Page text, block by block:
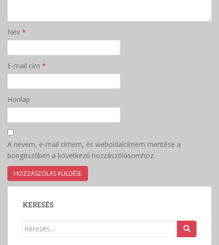
Név *
E-mail cím *
Honlap
A nevem, e-mail címem, és weboldalcímem mentése a
böngészőben a következő hozzászólásomhoz.
KERESÉS
Keresés: